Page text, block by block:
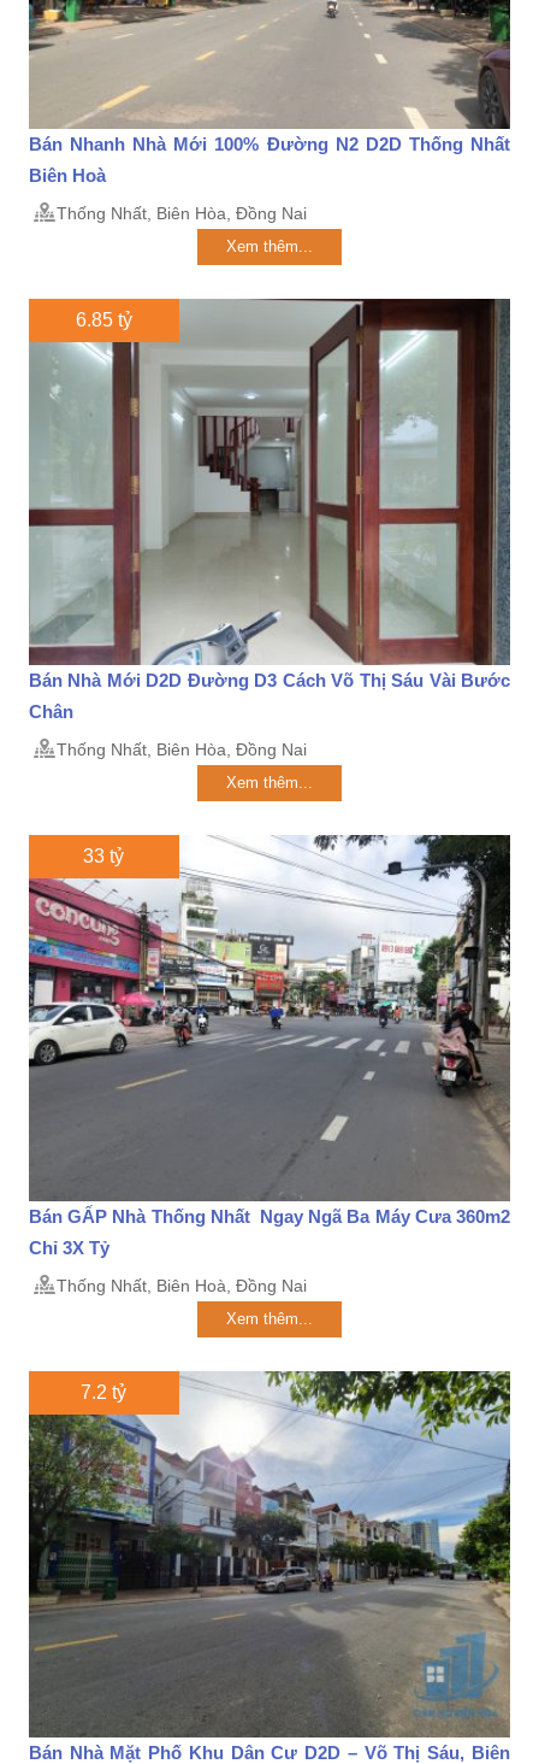
Bán Nhanh Nhà Mới 100% Đường N2 D2D Thống Nhất
Biên Hoà
Thống Nhất, Biên Hòa, Đồng Nai
Xem thêm...
6.85 tỷ
Bán Nhà Mới D2D Đường D3 Cách Võ Thị Sáu Vài Bước
Chân
Thống Nhất, Biên Hòa, Đồng Nai
Xem thêm...
33 tỷ
Bán GẤP Nhà Thống Nhất Ngay Ngã Ba Máy Cưa 360m2
Chỉ 3X Tỷ
Thống Nhất, Biên Hoà, Đồng Nai
Xem thêm...
7.2 tỷ
Bán Nhà Mặt Phố Khu Dân Cư D2D – Võ Thị Sáu, Biên